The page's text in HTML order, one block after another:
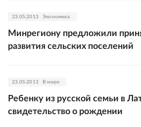
23.05.2013 Экономика
Минрегиону предложили
развития сельских поселений
23.05.2013 В мире
Ребенку из русской семьи в
свидетельство о рождении